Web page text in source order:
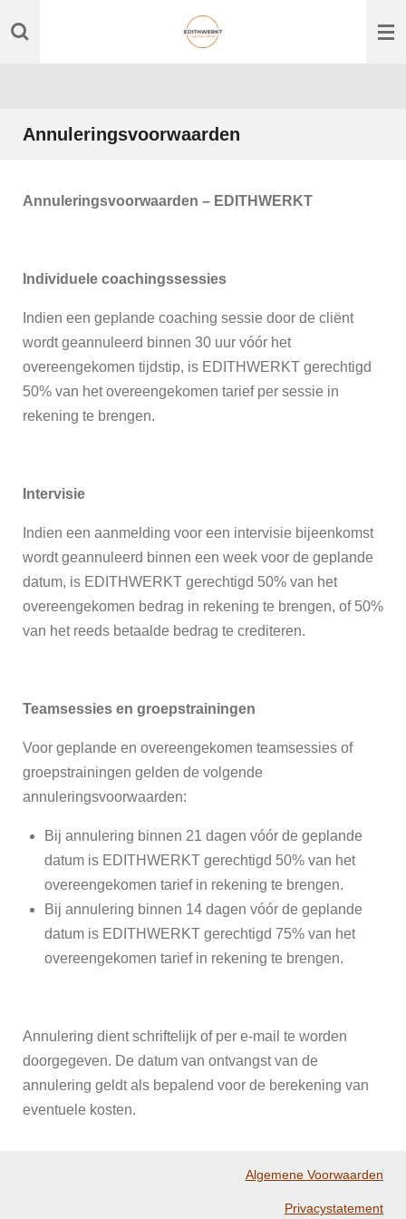
Ga
direct
Annuleringsvoorwaarden
Annuleringsvoorwaarden – EDITHWERKT
Individuele coachingssessies
Indien een geplande coaching sessie door de cliënt
wordt geannuleerd binnen 30 uur vóór het
overeengekomen tijdstip, is EDITHWERKT gerechtigd
50% van het overeengekomen tarief per sessie in
rekening te brengen.
Intervisie
Indien een aanmelding voor een intervisie bijeenkomst
wordt geannuleerd binnen een week voor de geplande
datum, is EDITHWERKT gerechtigd 50% van het
overeengekomen bedrag in rekening te brengen, of 50%
van het reeds betaalde bedrag te crediteren.
Teamsessies en groepstrainingen
Voor geplande en overeengekomen teamsessies of
groepstrainingen gelden de volgende
annuleringsvoorwaarden:
Bij annulering binnen 21 dagen vóór de geplande
datum is EDITHWERKT gerechtigd 50% van het
overeengekomen tarief in rekening te brengen.
Bij annulering binnen 14 dagen vóór de geplande
datum is EDITHWERKT gerechtigd 75% van het
overeengekomen tarief in rekening te brengen.
Annulering dient schriftelijk of per e-mail te worden
doorgegeven. De datum van ontvangst van de
annulering geldt als bepalend voor de berekening van
eventuele kosten.
Algemene Voorwaarden
Privacystatement